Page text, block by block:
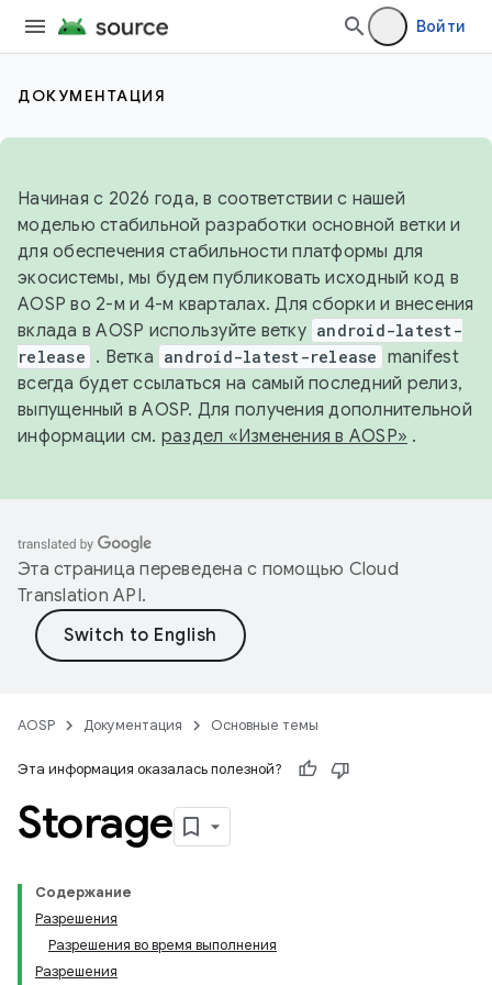
Войти
ДОКУМЕНТАЦИЯ
Начиная с 2026 года, в соответствии с нашей
моделью стабильной разработки основной ветки и
для обеспечения стабильности платформы для
экосистемы, мы будем публиковать исходный код в
AOSP во 2-м и 4-м кварталах. Для сборки и внесения
вклада в AOSP используйте ветку android-latest-
release . Ветка android-latest-release manifest
всегда будет ссылаться на самый последний релиз,
выпущенный в AOSP. Для получения дополнительной
информации см. раздел «Изменения в AOSP» .
Эта страница переведена с помощью Cloud
Translation API.
AOSP Документация Основные темы
Эта информация оказалась полезной?
Storage
Содержание
Разрешения
Разрешения во время выполнения
Разрешения